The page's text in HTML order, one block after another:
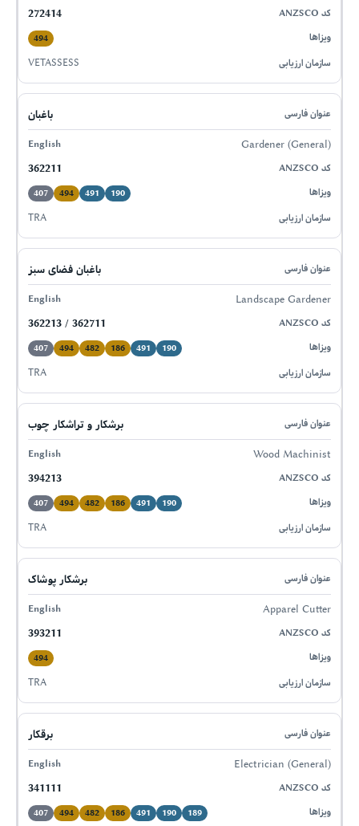
272414
494
VETASSESS
باغبان
Gardener (General)
362211
190
491
494
407
TRA
باغبان فضای سبز
Landscape Gardener
362213 / 362711
190
491
186
482
494
407
TRA
برشکار و تراشکار چوب
Wood Machinist
394213
190
491
186
482
494
407
TRA
برشکار پوشاک
Apparel Cutter
393211
494
TRA
برقکار
Electrician (General)
341111
189
190
491
186
482
494
407